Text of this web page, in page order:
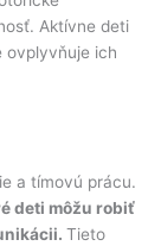
Aktívne deti
ovplyvňuje ich
a tímovú prácu.
deti môžu robiť
Tieto